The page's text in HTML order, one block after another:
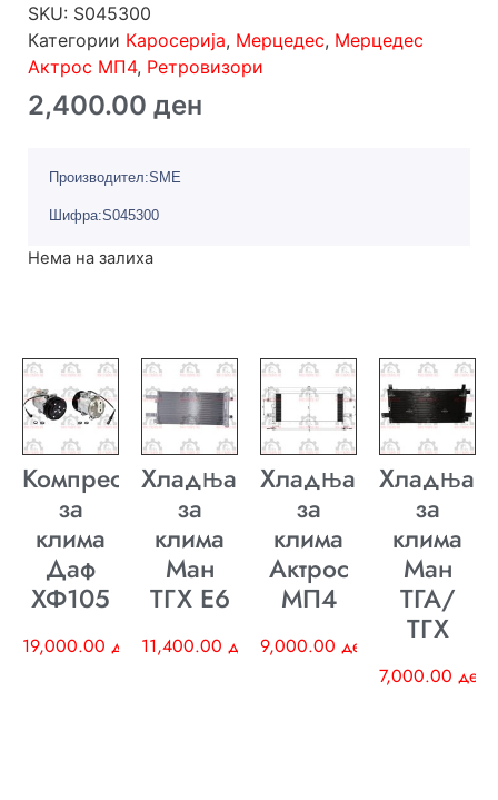
SKU: S045300
Категории Каросерија, Мерцедес, Мерцедес
Актрос МП4, Ретровизори
2,400.00 ден
Производител:SME
Шифра:S045300
Нема на залиха
Компресор
за
клима
Даф
ХФ105
19,000.00 ден
Хладњак
за
клима
Ман
ТГХ E6
11,400.00 ден
Хладњак
за
клима
Актрос
МП4
9,000.00 ден
Хладњак
за
клима
Ман
ТГА/
ТГХ
7,000.00 ден